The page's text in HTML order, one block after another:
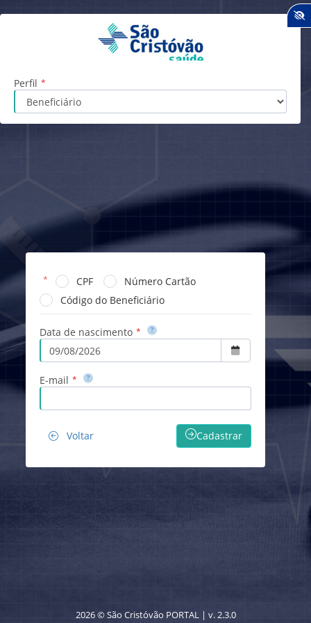
Perfil *
* CPF
Número Cartão
Código do Beneficiário
Data de nascimento *
E-mail *
Cadastrar
Voltar
2026 © São Cristóvão PORTAL | v. 2.3.0